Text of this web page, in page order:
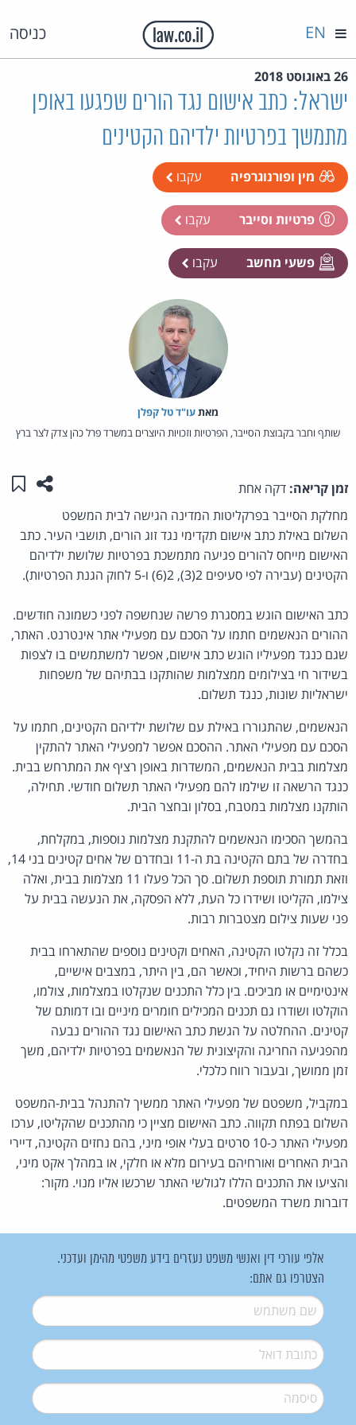
כניסה EN
26 באוגוסט 2018
ישראל: כתב אישום נגד הורים שפגעו באופן
מתמשך בפרטיות ילדיהם הקטינים
מין ופורנוגרפיה עקבו
פרטיות וסייבר עקבו
פשעי מחשב עקבו
מאת‏עו"ד טל קפלן
שותף וחבר בקבוצת הסייבר, הפרטיות וזכויות היוצרים במשרד פרל כהן צדק לצר ברץ
זמן קריאה: דקה אחת שתפו
מחלקת הסייבר בפרקליטות המדינה הגישה לבית המשפט
השלום באילת כתב אישום תקדימי נגד זוג הורים, תושבי העיר. כתב
האישום מייחס להורים פגיעה מתמשכת בפרטיות שלושת ילדיהם
הקטינים (עבירה לפי סעיפים 2(3), 2(6) ו-5 לחוק הגנת הפרטיות).
כתב האישום הוגש במסגרת פרשה שנחשפה לפני כשמונה חודשים.
ההורים הנאשמים חתמו על הסכם עם מפעילי אתר אינטרנט. האתר,
שגם כנגד מפעיליו הוגש כתב אישום, אפשר למשתמשים בו לצפות
בשידור חי בצילומים ממצלמות שהותקנו בבתיהם של משפחות
ישראליות שונות, כנגד תשלום.
הנאשמים, שהתגוררו באילת עם שלושת ילדיהם הקטינים, חתמו על
הסכם עם מפעילי האתר. ההסכם אפשר למפעילי האתר להתקין
מצלמות בבית הנאשמים, המשדרות באופן רציף את המתרחש בבית.
כנגד הרשאה זו שילמו להם מפעילי האתר תשלום חודשי. תחילה,
הותקנו מצלמות במטבח, בסלון ובחצר הבית.
בהמשך הסכימו הנאשמים להתקנת מצלמות נוספות, במקלחת,
בחדרה של בתם הקטינה בת ה-11 ובחדרם של אחים קטינים בני 14,
וזאת תמורת תוספת תשלום. סך הכל פעלו 11 מצלמות בבית, ואלה
צילמו, הקליטו ושידרו כל העת, ללא הפסקה, את הנעשה בבית על
פני שעות צילום מצטברות רבות.
בכלל זה נקלטו הקטינה, האחים וקטינים נוספים שהתארחו בבית
כשהם ברשות היחיד, וכאשר הם, בין היתר, במצבים אישיים,
אינטימיים או מביכים. בין כלל התכנים שנקלטו במצלמות, צולמו,
הוקלטו ושודרו גם תכנים המכילים חומרים מיניים ובו דמותם של
קטינים. ההחלטה על הגשת כתב האישום נגד ההורים נבעה
מהפגיעה החריגה והקיצונית של הנאשמים בפרטיות ילדיהם, משך
זמן ממושך, ובעבור רווח כלכלי.
במקביל, משפטם של מפעילי האתר ממשיך להתנהל בבית-המשפט
השלום בפתח תקווה. כתב האישום מציין כי מהתכנים שהקליטו, ערכו
מפעילי האתר כ-10 סרטים בעלי אופי מיני, בהם נחזים הקטינה, דיירי
הבית האחרים ואורחיהם בעירום מלא או חלקי, או במהלך אקט מיני,
והציעו את התכנים הללו לגולשי האתר שרכשו אליו מנוי. מקור:
דוברות משרד המשפטים.
אלפי עורכי דין ואנשי משפט נעזרים בידע משפטי מהימן ועדכני.
הצטרפו גם אתם:
שם משתמש*
דואל*
סיסמה*